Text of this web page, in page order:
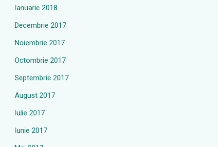
Ianuarie 2018
Decembrie 2017
Noiembrie 2017
Octombrie 2017
Septembrie 2017
August 2017
Iulie 2017
Iunie 2017